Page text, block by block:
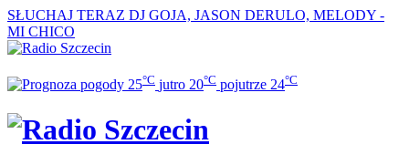
SŁUCHAJ TERAZ DJ GOJA, JASON DERULO, MELODY -
MI CHICO
25°C jutro 20°C pojutrze 24°C